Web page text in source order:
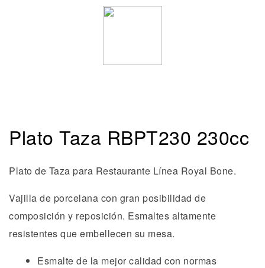
Plato Taza RBPT230 230cc
Plato de Taza para Restaurante Línea Royal Bone.
Vajilla de porcelana con gran posibilidad de
composición y reposición. Esmaltes altamente
resistentes que embellecen su mesa.
Esmalte de la mejor calidad con normas